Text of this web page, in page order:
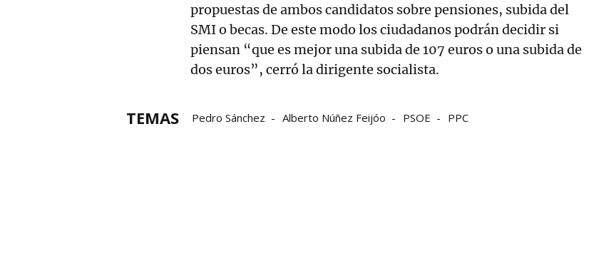
propuestas de ambos candidatos sobre pensiones, subida del
SMI o becas. De este modo los ciudadanos podrán decidir si
piensan “que es mejor una subida de 107 euros o una subida de
dos euros”, cerró la dirigente socialista.
TEMAS Pedro Sánchez Alberto Núñez Feijóo PSOE PPC